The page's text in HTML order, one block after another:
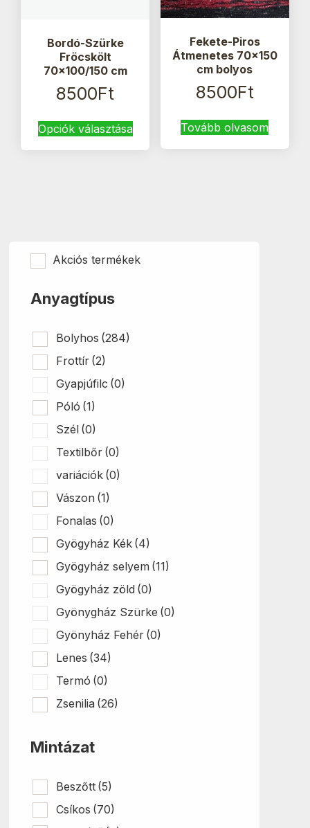
Bordó-Szürke
Fröcskölt
70×100/150 cm
8500Ft
Opciók választásaa
terméknek
termékoldalon
Fekete-Piros
Átmenetes 70×150
cm bolyos
8500Ft
Tovább olvasom
Akciós termékek
Anyagtípus
Bolyhos (284)
Frottír (2)
Gyapjúfilc (0)
Póló (1)
Szél (0)
Textilbőr (0)
variációk (0)
Vászon (1)
Fonalas (0)
Gyögyház Kék (4)
Gyögyház selyem (11)
Gyögyház zöld (0)
Gyönygház Szürke (0)
Gyönyház Fehér (0)
Lenes (34)
Termó (0)
Zsenilia (26)
Mintázat
Beszőtt (5)
Csíkos (70)